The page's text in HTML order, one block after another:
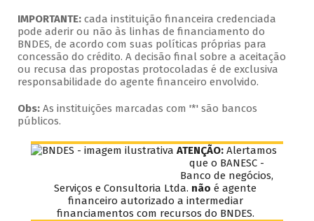
IMPORTANTE: cada instituição financeira credenciada
pode aderir ou não às linhas de financiamento do
BNDES, de acordo com suas políticas próprias para
concessão do crédito. A decisão final sobre a aceitação
ou recusa das propostas protocoladas é de exclusiva
responsabilidade do agente financeiro envolvido.
Obs: As instituições marcadas com '*' são bancos
públicos.
ATENÇÃO: Alertamos
que o BANESC -
Banco de negócios,
Serviços e Consultoria Ltda. não é agente
financeiro autorizado a intermediar
financiamentos com recursos do BNDES.